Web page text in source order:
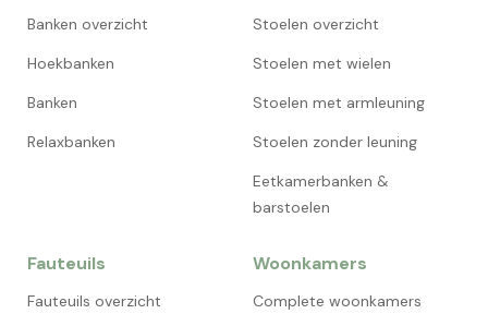
Banken overzicht
Hoekbanken
Banken
Relaxbanken
Stoelen overzicht
Stoelen met wielen
Stoelen met armleuning
Stoelen zonder leuning
Eetkamerbanken &
barstoelen
Fauteuils
Fauteuils overzicht
Woonkamers
Complete woonkamers